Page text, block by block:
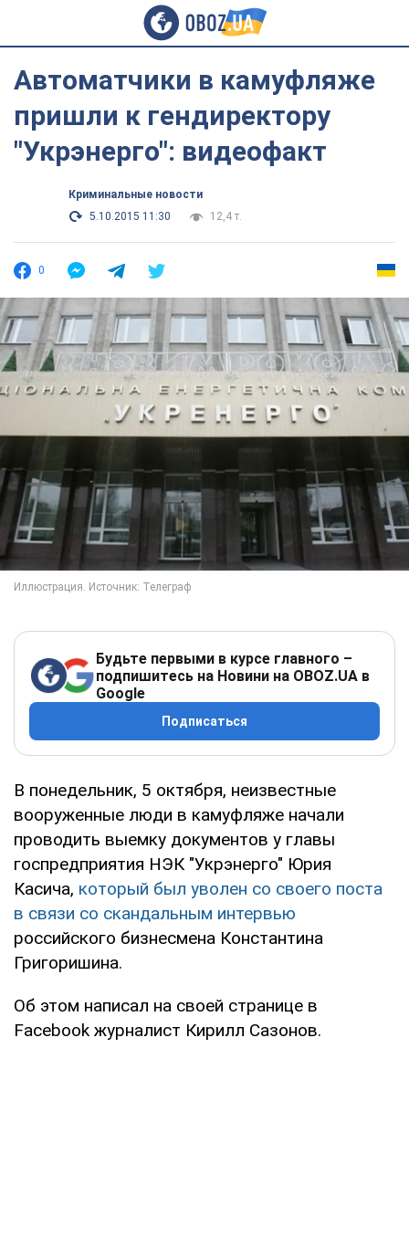
Автоматчики в камуфляже
пришли к гендиректору
"Укрэнерго": видеофакт
Криминальные новости
5.10.2015 11:30
12,4 т.
0
Будьте первыми в курсе главного –
подпишитесь на Новини на OBOZ.UA в
Google
Подписаться
В понедельник, 5 октября, неизвестные
вооруженные люди в камуфляже начали
проводить выемку документов у главы
госпредприятия НЭК "Укрэнерго" Юрия
Касича, который был уволен со своего поста
в связи со скандальным интервью
российского бизнесмена Константина
Григоришина.
Об этом написал на своей странице в
Facebook журналист Кирилл Сазонов.